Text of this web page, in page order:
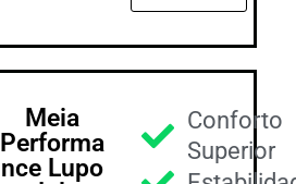
Meia
Performa
nce Lupo
Conforto
Superior